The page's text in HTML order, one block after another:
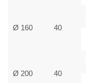
Ø 160 40
Ø 200 40